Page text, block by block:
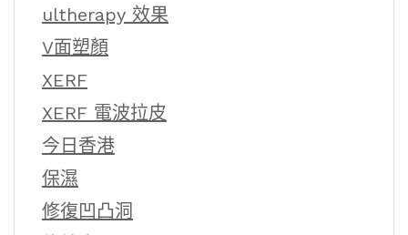
ultherapy 效果
V面塑顏
XERF
XERF 電波拉皮
今日香港
保濕
修復凹凸洞